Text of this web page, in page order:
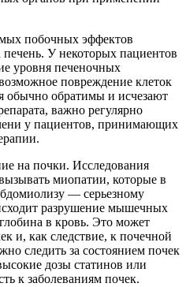
побочных эффектов
печень. У некоторых пациентов
уровня печеночных
повреждение клеток
обычно обратимы и исчезают
важно регулярно
у пациентов, принимающих
на почки. Исследования
миопатии, которые в
— серьезному
разрушение мышечных
в кровь. Это может
и, как следствие, к почечной
следить за состоянием почек
дозы статинов или
к заболеваниям почек.